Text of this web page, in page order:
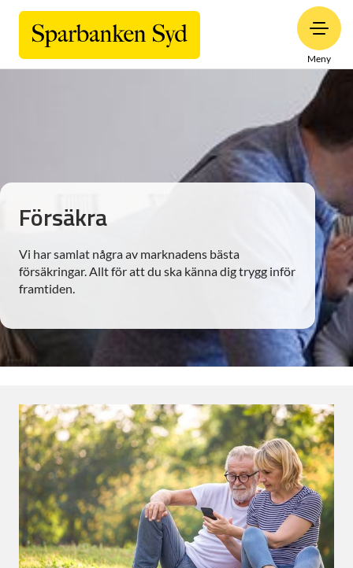
Meny
Försäkra
Vi har samlat några av marknadens bästa
försäkringar. Allt för att du ska känna dig trygg inför
framtiden.